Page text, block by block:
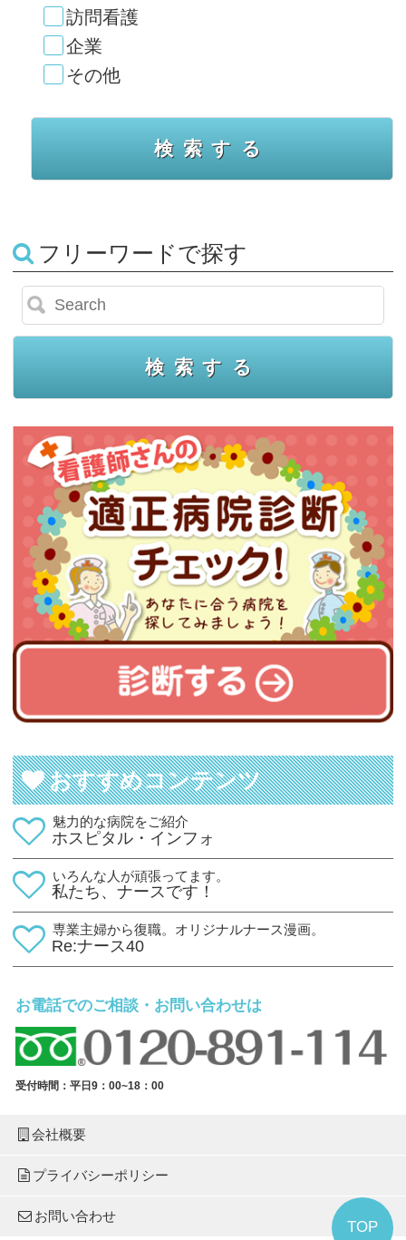
訪問看護
企業
その他
フリーワードで探す
おすすめコンテンツ
魅力的な病院をご紹介
ホスピタル・インフォ
いろんな人が頑張ってます。
私たち、ナースです！
専業主婦から復職。オリジナルナース漫画。
Re:ナース40
TOP
お電話でのご相談・お問い合わせは
受付時間：平日9：00~18：00
会社概要
プライバシーポリシー
お問い合わせ